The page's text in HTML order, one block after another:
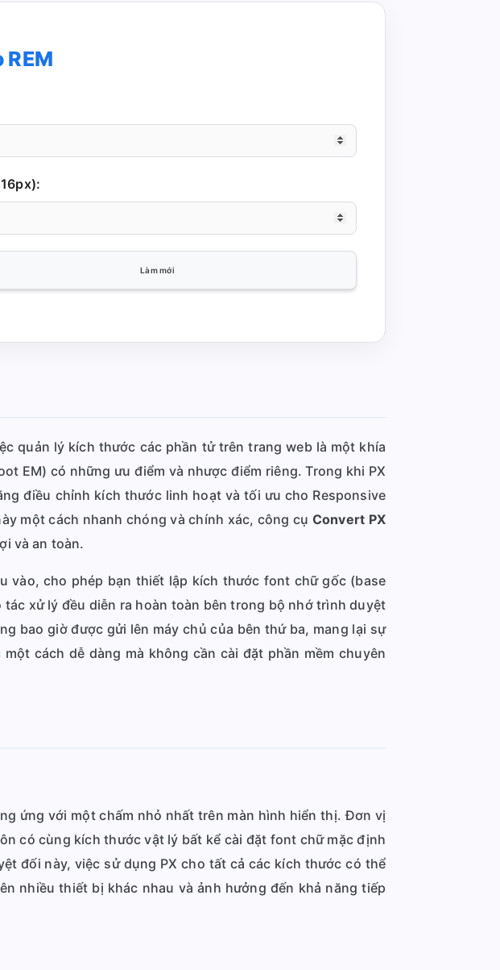
Làm mới
quản lý kích thước các phần tử trên trang web là một khía
EM) có những ưu điểm và nhược điểm riêng. Trong khi PX
điều chỉnh kích thước linh hoạt và tối ưu cho Responsive
một cách nhanh chóng và chính xác, công cụ Convert PX
và an toàn.
vào, cho phép bạn thiết lập kích thước font chữ gốc (base
xử lý đều diễn ra hoàn toàn bên trong bộ nhớ trình duyệt
bao giờ được gửi lên máy chủ của bên thứ ba, mang lại sự
cách dễ dàng mà không cần cài đặt phần mềm chuyên
ứng với một chấm nhỏ nhất trên màn hình hiển thị. Đơn vị
có cùng kích thước vật lý bất kể cài đặt font chữ mặc định
đối này, việc sử dụng PX cho tất cả các kích thước có thể
nhiều thiết bị khác nhau và ảnh hưởng đến khả năng tiếp